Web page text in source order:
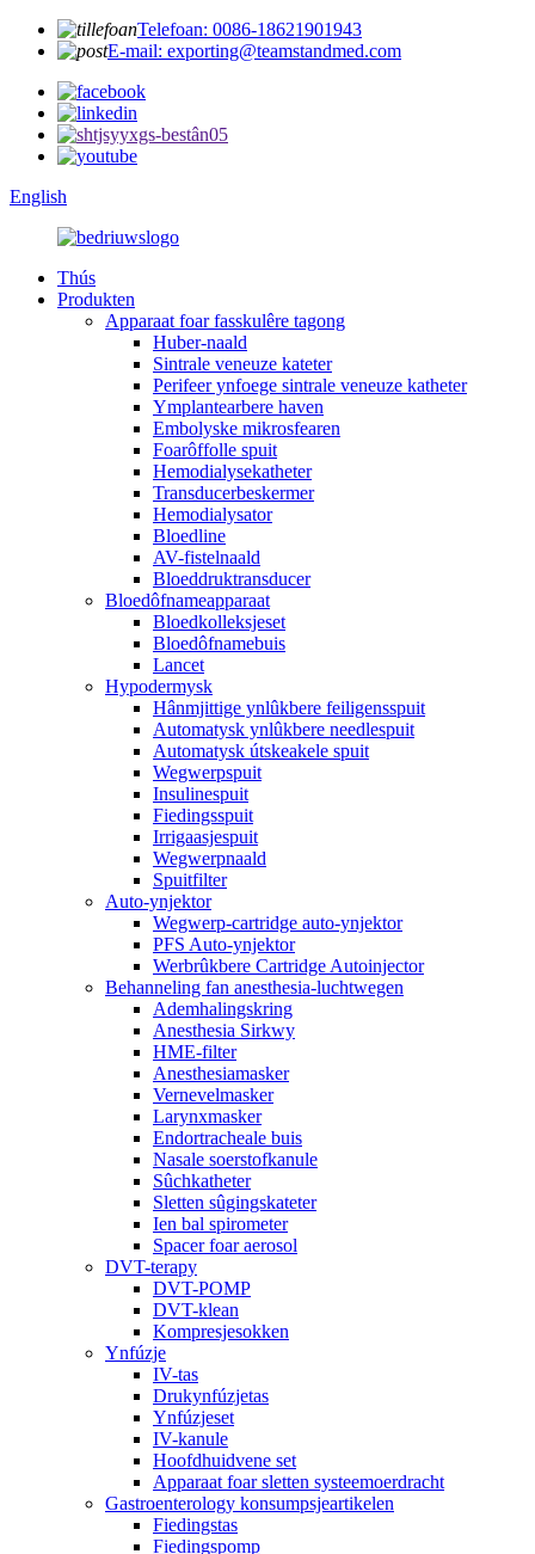
Telefoan: 0086-18621901943
E-mail: exporting@teamstandmed.com
English
Thús
Produkten
Apparaat foar fasskulêre tagong
Huber-naald
Sintrale veneuze kateter
Perifeer ynfoege sintrale veneuze katheter
Ymplantearbere haven
Embolyske mikrosfearen
Foarôffolle spuit
Hemodialysekatheter
Transducerbeskermer
Hemodialysator
Bloedline
AV-fistelnaald
Bloeddruktransducer
Bloedôfnameapparaat
Bloedkolleksjeset
Bloedôfnamebuis
Lancet
Hypodermysk
Hânmjittige ynlûkbere feiligensspuit
Automatysk ynlûkbere needlespuit
Automatysk útskeakele spuit
Wegwerpspuit
Insulinespuit
Fiedingsspuit
Irrigaasjespuit
Wegwerpnaald
Spuitfilter
Auto-ynjektor
Wegwerp-cartridge auto-ynjektor
PFS Auto-ynjektor
Werbrûkbere Cartridge Autoinjector
Behanneling fan anesthesia-luchtwegen
Ademhalingskring
Anesthesia Sirkwy
HME-filter
Anesthesiamasker
Vernevelmasker
Larynxmasker
Endortracheale buis
Nasale soerstofkanule
Sûchkatheter
Sletten sûgingskateter
Ien bal spirometer
Spacer foar aerosol
DVT-terapy
DVT-POMP
DVT-klean
Kompresjesokken
Ynfúzje
IV-tas
Drukynfúzjetas
Ynfúzjeset
IV-kanule
Hoofdhuidvene set
Apparaat foar sletten systeemoerdracht
Gastroenterology konsumpsjeartikelen
Fiedingstas
Fiedingspomp